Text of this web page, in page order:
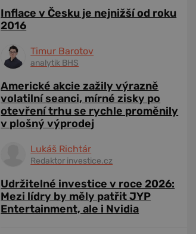
Inflace v Česku je nejnižší od roku
2016
Timur Barotov
analytik BHS
Americké akcie zažily výrazně
volatilní seanci, mírné zisky po
otevření trhu se rychle proměnily
v plošný výprodej
Lukáš Richtár
Redaktor investice.cz
Udržitelné investice v roce 2026:
Mezi lídry by měly patřit JYP
Entertainment, ale i Nvidia